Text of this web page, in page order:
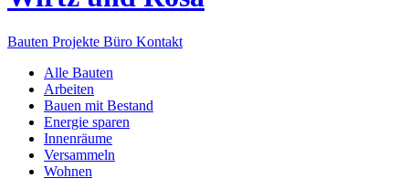
Bauten Projekte Büro Kontakt
Alle Bauten
Arbeiten
Bauen mit Bestand
Energie sparen
Innenräume
Versammeln
Wohnen